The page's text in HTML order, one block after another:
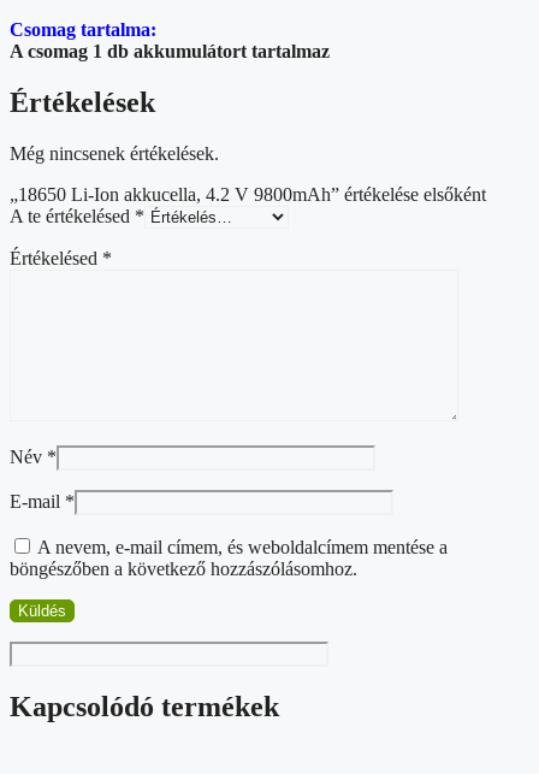
Csomag tartalma:
A csomag 1 db akkumulátort tartalmaz
Értékelések
Még nincsenek értékelések.
„18650 Li-Ion akkucella, 4.2 V 9800mAh” értékelése elsőként
A te értékelésed *
Értékelésed *
Név *
E-mail *
A nevem, e-mail címem, és weboldalcímem mentése a
böngészőben a következő hozzászólásomhoz.
Kapcsolódó termékek